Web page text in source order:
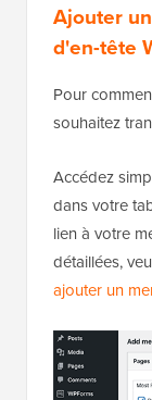
Ajouter
d'en-tête
Pour
souhaitez
Accédez
dans votre
lien à votre
détaillées,
ajouter un